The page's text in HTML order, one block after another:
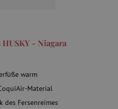
- Niagara
warm
Material
des Fersenreimes